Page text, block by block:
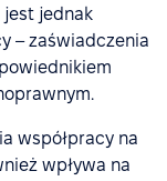
jest jednak
– zaświadczenia
współpracy na
wpływa na